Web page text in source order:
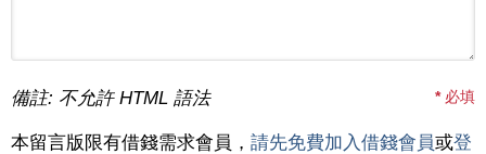
備註: 不允許 HTML 語法 *必填
本留言版限有借錢需求會員， 請先免費加入借錢會員或登